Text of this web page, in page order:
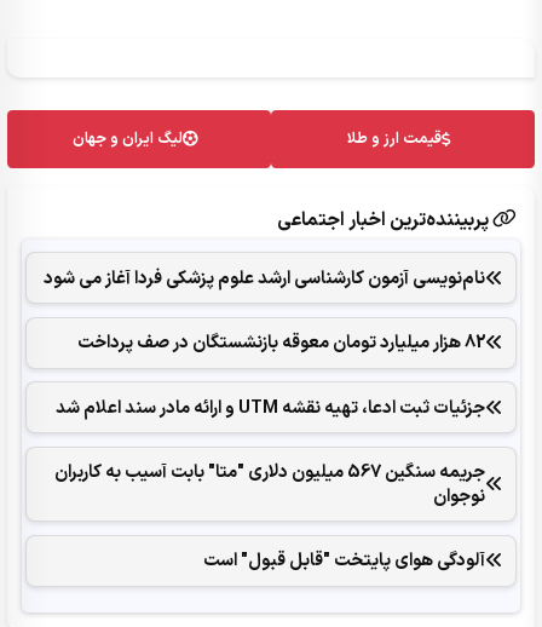
قیمت ارز و طلا لیگ ایران و جهان
پربیننده‌ترین اخبار اجتماعی
نام‌نویسی آزمون کارشناسی ارشد علوم پزشکی فردا آغاز می شود
82 هزار میلیارد تومان معوقه بازنشستگان در صف پرداخت
جزئیات ثبت ادعا، تهیه نقشه UTM و ارائه مادر سند اعلام شد
جریمه سنگین 567 میلیون دلاری "متا" بابت آسیب به کاربران
نوجوان
آلودگی هوای پایتخت "قابل قبول" است